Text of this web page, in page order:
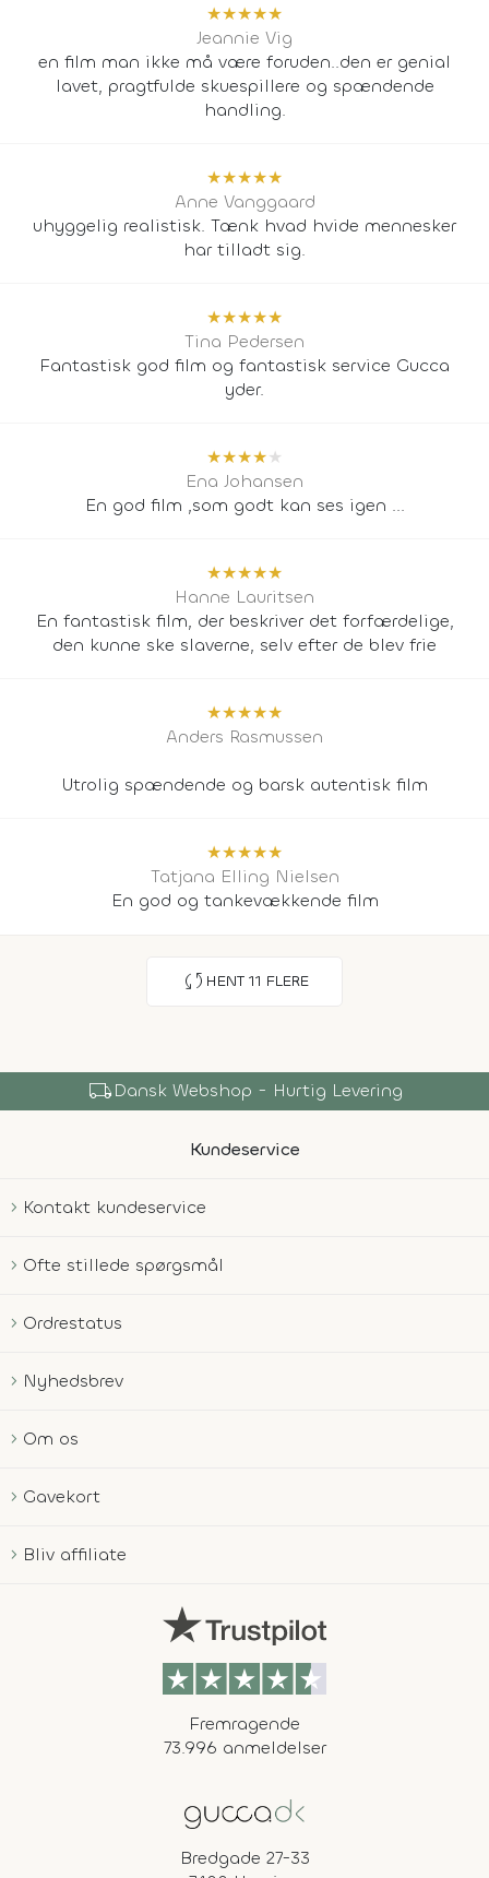
★★★★★
Jeannie Vig
en film man ikke må være foruden..den er genial
lavet, pragtfulde skuespillere og spændende
handling.
★★★★★
Anne Vanggaard
uhyggelig realistisk. Tænk hvad hvide mennesker
har tilladt sig.
★★★★★
Tina Pedersen
Fantastisk god film og fantastisk service Gucca
yder.
★★★★★
Ena Johansen
En god film ,som godt kan ses igen ...
★★★★★
Hanne Lauritsen
En fantastisk film, der beskriver det forfærdelige,
den kunne ske slaverne, selv efter de blev frie
★★★★★
Anders Rasmussen
Utrolig spændende og barsk autentisk film
★★★★★
Tatjana Elling Nielsen
En god og tankevækkende film
sync HENT 11 FLERE
local_shippingDansk Webshop - Hurtig Levering
Kundeservice
Kontakt kundeservice
Ofte stillede spørgsmål
Ordrestatus
Nyhedsbrev
Om os
Gavekort
Bliv affiliate
Fremragende
73.996 anmeldelser
Bredgade 27-33